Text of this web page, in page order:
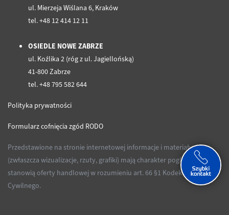
ul. Mierzeja Wiślana 6, Kraków
tel. +48 12 414 12 11
OSIEDLE NOWE ZABRZE
ul. Koźlika 2 (róg z ul. Jagiellońską)
41-800 Zabrze
tel. +48 795 582 644
Polityka prywatności
Formularz cofnięcia zgód RODO
Przedstawione na stronie internetowej informacje i materiały
(zwłaszcza wizualizacje, rzuty, grafiki) mają charakter poglądowy i nie
stanowią oferty handlowej w rozumieniu art. 66 §1 Kodeksu
Cywilnego.